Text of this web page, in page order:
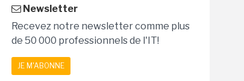
Newsletter
Recevez notre newsletter comme plus
de 50 000 professionnels de l'IT!
JE M'ABONNE